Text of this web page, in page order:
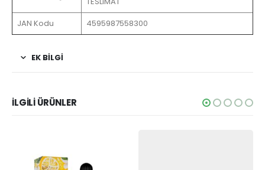
JAN Kodu
4595987558300
EK BİLGİ
İLGİLİ ÜRÜNLER